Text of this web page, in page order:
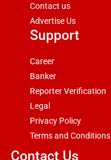
Contact us
Advertise Us
Support
Career
Banker
Reporter Verification
Legal
Privacy Policy
Terms and Conditions
Contact Us